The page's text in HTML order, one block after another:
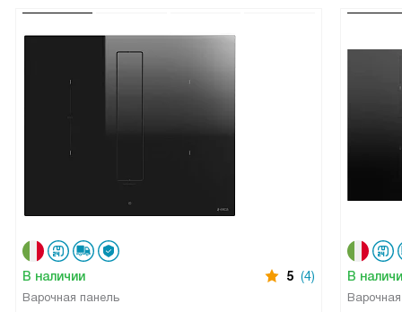
В наличии 5 (4)
Варочная панель
В